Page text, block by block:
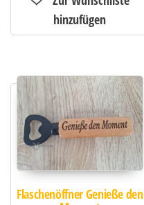
Flaschenöffner Genieße den